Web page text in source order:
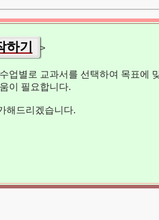
기 >
업별로 교과서를 선택하여 목표에
이 필요합니다.
해드리겠습니다.